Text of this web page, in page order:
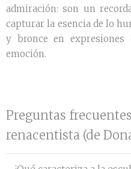
admiración: son un
capturar la esencia de lo
y bronce en expresiones
emoción.
Preguntas
renacentista (de